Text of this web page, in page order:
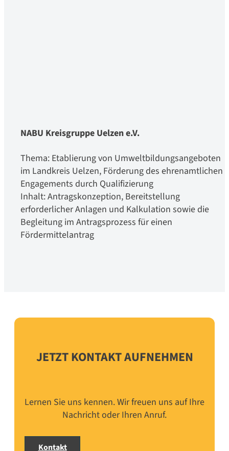
NABU Kreisgruppe Uelzen e.V.
Thema: Etablierung von Umweltbildungsangeboten
im Landkreis Uelzen, Förderung des ehrenamtlichen
Engagements durch Qualifizierung
Inhalt: Antragskonzeption, Bereitstellung
erforderlicher Anlagen und Kalkulation sowie die
Begleitung im Antragsprozess für einen
Fördermittelantrag
JETZT KONTAKT AUFNEHMEN
Lernen Sie uns kennen. Wir freuen uns auf Ihre
Nachricht oder Ihren Anruf.
Kontakt